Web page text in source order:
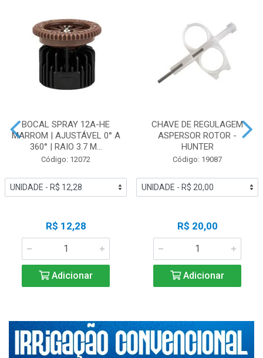
BOCAL SPRAY 12A-HE
MARROM | AJUSTÁVEL 0° A
360° | RAIO 3.7 M...
Código: 12072
R$ 12,28
Adicionar
CHAVE DE REGULAGEM
ASPERSOR ROTOR -
HUNTER
Código: 19087
R$ 20,00
Adicionar